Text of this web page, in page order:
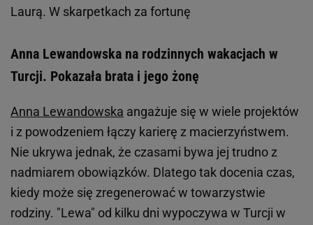
Laurą. W skarpetkach za fortunę
Anna Lewandowska na rodzinnych wakacjach w
Turcji. Pokazała brata i jego żonę
Anna Lewandowska angażuje się w wiele projektów
i z powodzeniem łączy karierę z macierzyństwem.
Nie ukrywa jednak, że czasami bywa jej trudno z
nadmiarem obowiązków. Dlatego tak docenia czas,
kiedy może się zregenerować w towarzystwie
rodziny. "Lewa" od kilku dni wypoczywa w Turcji w